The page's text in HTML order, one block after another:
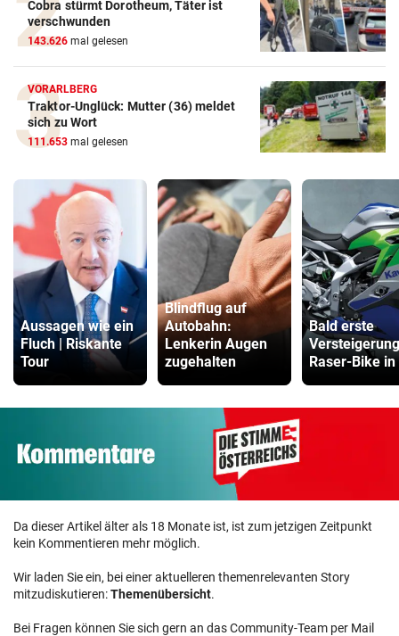
Cobra stürmt Dorotheum, Täter ist
verschwunden
143.626 mal gelesen
VORARLBERG
Traktor-Unglück: Mutter (36) meldet
sich zu Wort
111.653 mal gelesen
Aussagen wie ein
Fluch | Riskante
Tour
Blindflug auf
Autobahn:
Lenkerin Augen
zugehalten
Bald erste
Raser-Bike in
Da dieser Artikel älter als 18 Monate ist, ist zum jetzigen Zeitpunkt
kein Kommentieren mehr möglich.
Wir laden Sie ein, bei einer aktuelleren themenrelevanten Story
mitzudiskutieren:Themenübersicht.
Bei Fragen können Sie sich gern an das Community-Team per Mail